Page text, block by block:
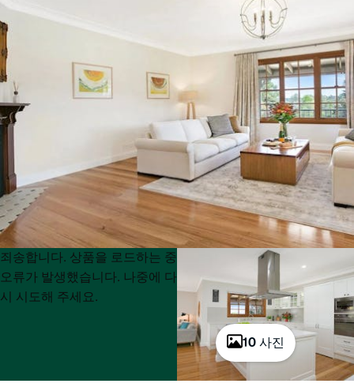
10 사진
Product
List
Product
List
죄송합니다. 상품을 로드하는 중
오류가 발생했습니다. 나중에 다
시 시도해 주세요.